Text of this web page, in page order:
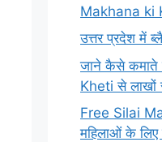
Makhana ki
उत्तर प्रदेश में
जाने कैसे कमाते
Kheti से लाखों
Free Silai
महिलाओं के लिए